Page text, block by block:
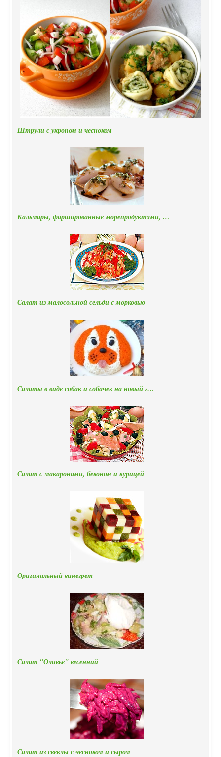
Штрули с укропом и чесноком
Кальмары, фаршированные морепродуктами, …
Салат из малосольной сельди с морковью
Салаты в виде собак и собачек на новый г…
Салат с макаронами, беконом и курицей
Оригинальный винегрет
Салат "Оливье" весенний
Салат из свеклы с чесноком и сыром